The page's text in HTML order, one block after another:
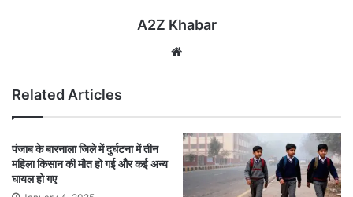
A2Z Khabar
Related Articles
पंजाब के बारनाला जिले में दुर्घटना में तीन
महिला किसान की मौत हो गई और कई अन्य
घायल हो गए